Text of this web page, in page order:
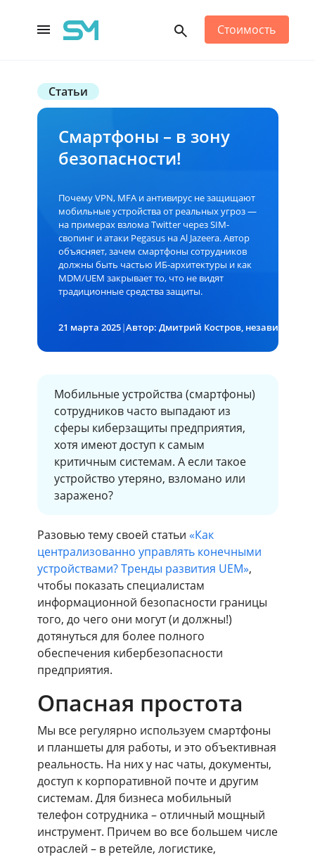
Main Navigation Стоимость
Статьи
Смартфоны – в зону
безопасности!
Почему VPN, MFA и антивирус не защищают
мобильные устройства от реальных угроз —
на примерах взлома Twitter через SIM-
свопинг и атаки Pegasus на Al Jazeera. Автор
объясняет, зачем смартфоны сотрудников
должны быть частью ИБ-архитектуры и как
MDM/UEM закрывает то, что не видят
традиционные средства защиты.
21 марта 2025|
Мобильные устройства (смартфоны)
сотрудников часто выпадают из
сферы киберзащиты предприятия,
хотя имеют доступ к самым
критичным системам. А если такое
устройство утеряно, взломано или
заражено?
Разовью тему своей статьи «Как
централизованно управлять конечными
устройствами? Тренды развития UEM»,
чтобы показать специалистам
информационной безопасности границы
того, до чего они могут (и должны!)
дотянуться для более полного
обеспечения кибербезопасности
предприятия.
Опасная простота
Мы все регулярно используем смартфоны
и планшеты для работы, и это объективная
реальность. На них у нас чаты, документы,
доступ к корпоративной почте и другим
системам. Для бизнеса мобильный
телефон сотрудника – отличный мощный
инструмент. Причем во все большем числе
отраслей – в ретейле, логистике,